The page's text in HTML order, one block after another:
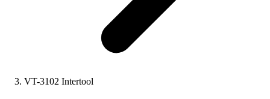
VT-3102 Intertool